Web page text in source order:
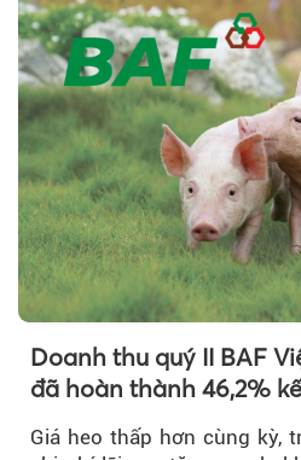
Doanh thu quý II BAF
đã hoàn thành 46,2%
Giá heo thấp hơn cùng kỳ,